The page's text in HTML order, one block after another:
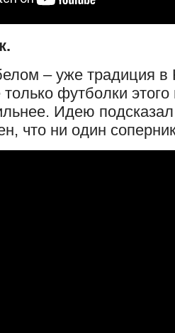
– уже традиция в
футболки
Идею
что ни один